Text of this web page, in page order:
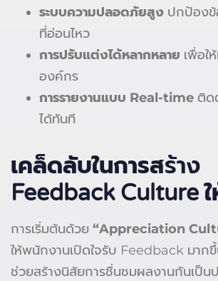
ระบบความปลอดภัยสูง ปกป้อง
ที่อ่อนไหว
การปรับแต่งได้หลากหลาย เพื่อใ
องค์กร
การรายงานแบบ Real-time ติด
ได้ทันที
เคล็ดลับในการสร้าง
Feedback Culture
การเริ่มต้นด้วย “Appreciation
ให้พนักงานเปิดใจรับ Feedback มาก
ช่วยสร้างนิสัยการชื่นชมผลงานกันเป็น